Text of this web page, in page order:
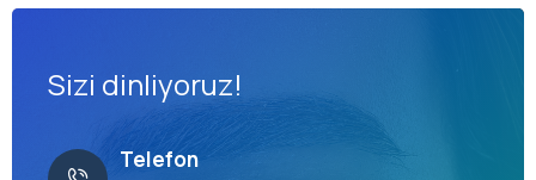
Sizi dinliyoruz!
Telefon